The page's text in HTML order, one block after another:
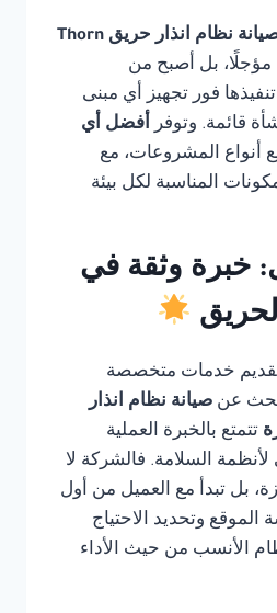
صيانة نظام انذار حريق Thorn
مؤجلًا، بل أصبح من
فور تجهيز أي مبنى
قائمة. وتوفر أفضل أي
أنواع المشروعات، مع
المناسبة لكل بيئة
خبرة وثقة في
خدمات متخصصة
عن صيانة نظام انذار
تتمتع بالخبرة العملية
السلامة. فالشركة لا
بل تبدأ مع العميل من أول
وتحديد الاحتياج
الأنسب من حيث الأداء